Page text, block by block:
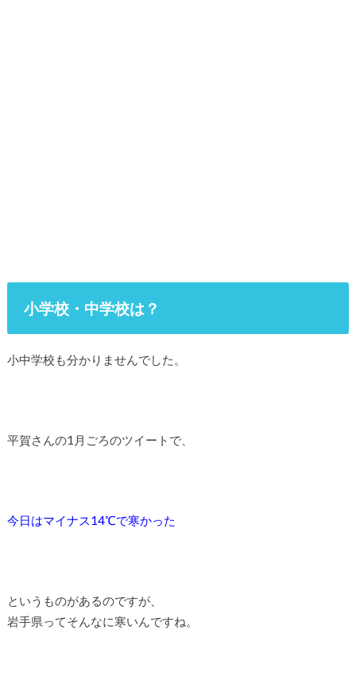
小学校・中学校は？
小中学校も分かりませんでした。
平賀さんの1月ごろのツイートで、
今日はマイナス14℃で寒かった
というものがあるのですが、
岩手県ってそんなに寒いんですね。